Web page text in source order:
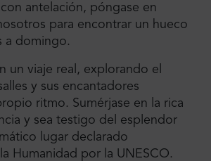
antelación, póngase en
para encontrar un hueco
a domingo.
un viaje real, explorando el
y sus encantadores
ritmo. Sumérjase en la rica
y sea testigo del esplendor
lugar declarado
Humanidad por la UNESCO.